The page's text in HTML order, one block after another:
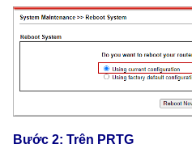
Bước 2: Trên PRTG